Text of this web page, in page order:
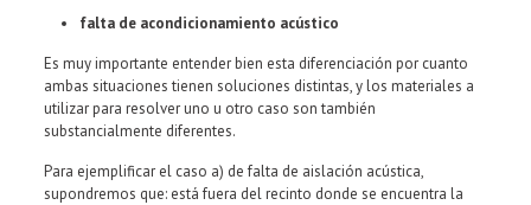
falta de acondicionamiento acústico
Es muy importante entender bien esta diferenciación por cuanto
ambas situaciones tienen soluciones distintas, y los materiales a
utilizar para resolver uno u otro caso son también
substancialmente diferentes.
Para ejemplificar el caso a) de falta de aislación acústica,
supondremos que: está fuera del recinto donde se encuentra la